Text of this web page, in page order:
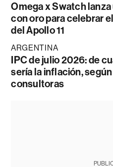
Omega x Swatch
con oro para celebrar
del Apollo 11
ARGENTINA
IPC de julio 2026: de
sería la inflación,
consultoras